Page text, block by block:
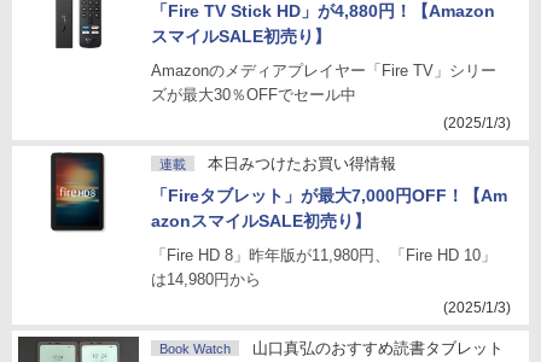
「Fire TV Stick HD」が4,880円！【Amazon
スマイルSALE初売り】
Amazonのメディアプレイヤー「Fire TV」シリー
ズが最大30％OFFでセール中
(2025/1/3)
連載 本日みつけたお買い得情報
「Fireタブレット」が最大7,000円OFF！【Am
azonスマイルSALE初売り】
「Fire HD 8」昨年版が11,980円、「Fire HD 10」
は14,980円から
(2025/1/3)
Book Watch
山口真弘のおすすめ読書タブレット